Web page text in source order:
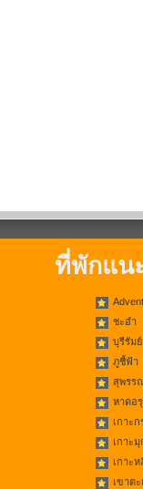
ที่พักแน
ชะอำ
บุรีรัมย์
ภูชี้ฟ้า
สุพรร
หาดอ
เกาะ
เกาะมุ
เกาะห
เขาตะ